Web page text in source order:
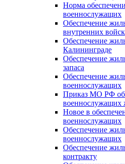
Норма
военнослужащих
Обеспечение
внутренних войск
Обеспечение
Калининграде
Обеспечение
запаса
Обеспечение
военнослужащих
Приказ МО РФ об
военнослужащих
Новое в
военнослужащих
Обеспечение
военнослужащих
Обеспечение
контракту